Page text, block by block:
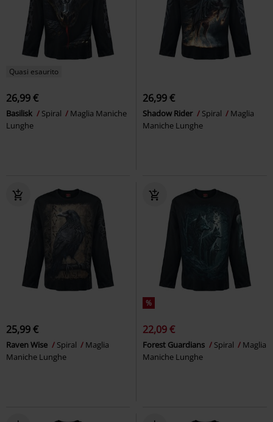
Quasi esaurito
26,99 €
Basilisk Spiral
Maglia Maniche
Lunghe
26,99 €
Shadow Rider Spiral
Maglia
Maniche Lunghe
25,99 €
Raven Wise Spiral
Maglia
Maniche Lunghe
%
22,09 €
Forest Guardians Spiral
Maglia
Maniche Lunghe